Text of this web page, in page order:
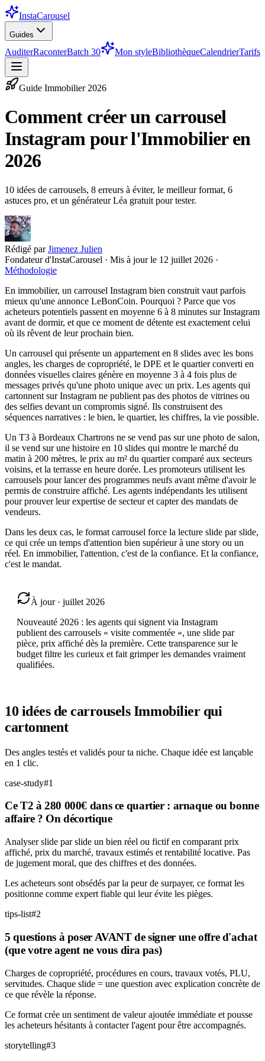
InstaCarousel
Guides
AuditerRaconterBatch 30 Mon styleBibliothèqueCalendrierTarifs
Guide Immobilier2026
Comment créer un carrousel
Instagram pour l'Immobilier en
2026
10 idées de carrousels, 8 erreurs à éviter, le meilleur format, 6
astuces pro, et un générateur Léa gratuit pour tester.
Rédigé par Jimenez Julien
Fondateur d'InstaCarousel · Mis à jour le 12 juillet 2026 ·
Méthodologie
En immobilier, un carrousel Instagram bien construit vaut parfois
mieux qu'une annonce LeBonCoin. Pourquoi ? Parce que vos
acheteurs potentiels passent en moyenne 6 à 8 minutes sur Instagram
avant de dormir, et que ce moment de détente est exactement celui
où ils rêvent de leur prochain bien.
Un carrousel qui présente un appartement en 8 slides avec les bons
angles, les charges de copropriété, le DPE et le quartier converti en
données visuelles claires génère en moyenne 3 à 4 fois plus de
messages privés qu'une photo unique avec un prix. Les agents qui
cartonnent sur Instagram ne publient pas des photos de vitrines ou
des selfies devant un compromis signé. Ils construisent des
séquences narratives : le bien, le quartier, les chiffres, la vie possible.
Un T3 à Bordeaux Chartrons ne se vend pas sur une photo de salon,
il se vend sur une histoire en 10 slides qui montre le marché du
matin à 200 mètres, le prix au m² du quartier comparé aux secteurs
voisins, et la terrasse en heure dorée. Les promoteurs utilisent les
carrousels pour lancer des programmes neufs avant même d'avoir le
permis de construire affiché. Les agents indépendants les utilisent
pour prouver leur expertise de secteur et capter des mandats de
vendeurs.
Dans les deux cas, le format carrousel force la lecture slide par slide,
ce qui crée un temps d'attention bien supérieur à une story ou un
réel. En immobilier, l'attention, c'est de la confiance. Et la confiance,
c'est le mandat.
À jour · juillet 2026
Nouveauté 2026 : les agents qui signent via Instagram
publient des carrousels « visite commentée », une slide par
pièce, prix affiché dès la première. Cette transparence sur le
budget filtre les curieux et fait grimper les demandes vraiment
qualifiées.
10 idées de carrouselsImmobilierqui
cartonnent
Des angles testés et validés pour ta niche. Chaque idée est lançable
en 1 clic.
case-study#1
Ce T2 à 280 000€ dans ce quartier : arnaque ou bonne
affaire ? On décortique
Analyser slide par slide un bien réel ou fictif en comparant prix
affiché, prix du marché, travaux estimés et rentabilité locative. Pas
de jugement moral, que des chiffres et des données.
Les acheteurs sont obsédés par la peur de surpayer, ce format les
positionne comme expert fiable qui leur évite les pièges.
tips-list#2
5 questions à poser AVANT de signer une offre d'achat
(que votre agent ne vous dira pas)
Charges de copropriété, procédures en cours, travaux votés, PLU,
servitudes. Chaque slide = une question avec explication concrète de
ce que révèle la réponse.
Ce format crée un sentiment de valeur ajoutée immédiate et pousse
les acheteurs hésitants à contacter l'agent pour être accompagnés.
storytelling#3